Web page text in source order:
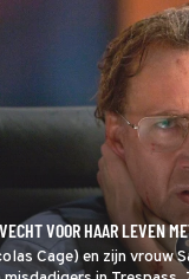
VOOR HAAR LEVEN
Cage) en zijn vrouw